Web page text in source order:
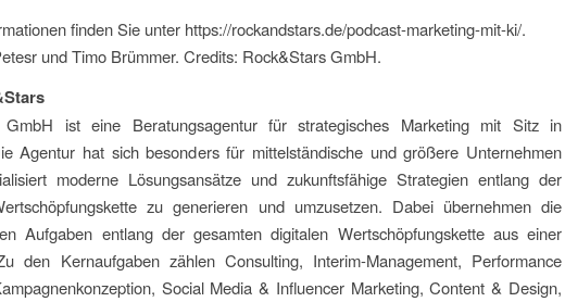
finden Sie unter https://rockandstars.de/podcast-marketing-mit-ki/.
und Timo Brümmer. Credits: Rock&Stars GmbH.
GmbH ist eine Beratungsagentur für strategisches Marketing mit Sitz in
Agentur hat sich besonders für mittelständische und größere Unternehmen
moderne Lösungsansätze und zukunftsfähige Strategien entlang der
zu generieren und umzusetzen. Dabei übernehmen die
Aufgaben entlang der gesamten digitalen Wertschöpfungskette aus einer
den Kernaufgaben zählen Consulting, Interim-Management, Performance
Social Media & Influencer Marketing, Content & Design,